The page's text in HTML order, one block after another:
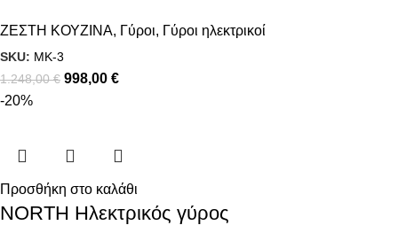
ΖΕΣΤΗ ΚΟΥΖΙΝΑ, Γύροι, Γύροι ηλεκτρικοί
SKU: MK-3
1.248,00€ 998,00 €
-20%
Προσθήκη στο καλάθι
NORTH Ηλεκτρικός γύρος